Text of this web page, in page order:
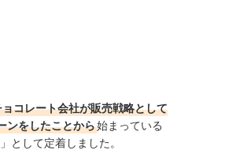
ョコレート会社が販売戦略として
ンをしたことから始まっている
として定着しました。